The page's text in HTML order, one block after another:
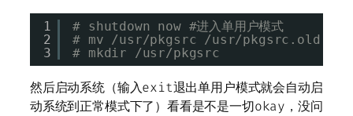
1
2
3
# shutdown now #进入单用户模式
# mv /usr/pkgsrc /usr/pkgsrc.old
# mkdir /usr/pkgsrc
然后启动系统（输入exit退出单用户模式就会自动启
动系统到正常模式下了）看看是不是一切okay，没问